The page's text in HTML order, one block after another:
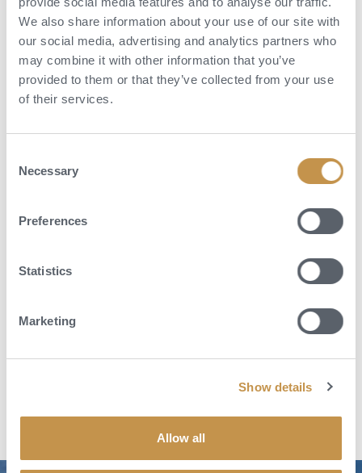
We also share information about your use of our site with
our social media, advertising and analytics partners who
may combine it with other information that you’ve
provided to them or that they’ve collected from your use
of their services.
Selection
Necessary
Preferences
Statistics
Marketing
Show details
Allow all
Aktivity
Ve Waldorf Astoria Seychelles Platte Island se můžete těšit na klidné
spa, venkovní bazény, tenisový a padel kurt, krásnou pláž, vodní
POPTAT DOVOLENOU